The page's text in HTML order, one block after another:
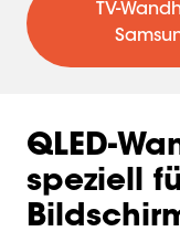
TV-
QLED-
speziell